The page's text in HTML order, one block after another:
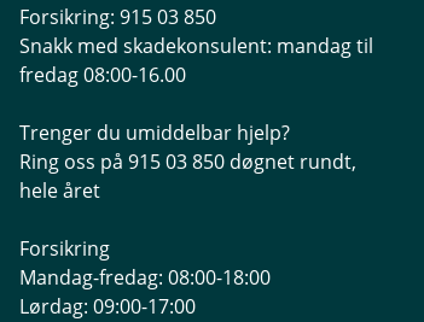
Forsikring: 915 03 850
Snakk med skadekonsulent: mandag til
fredag 08:00-16.00
Trenger du umiddelbar hjelp?
Ring oss på 915 03 850 døgnet rundt,
hele året
Forsikring
Mandag-fredag: 08:00-18:00
Lørdag: 09:00-17:00